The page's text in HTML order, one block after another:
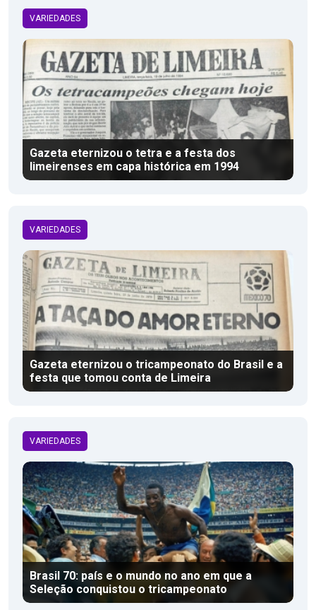
VARIEDADES
Gazeta eternizou o tetra e a festa dos
limeirenses em capa histórica em 1994
VARIEDADES
Gazeta eternizou o tricampeonato do Brasil e a
festa que tomou conta de Limeira
VARIEDADES
Brasil 70: país e o mundo no ano em que a
Seleção conquistou o tricampeonato